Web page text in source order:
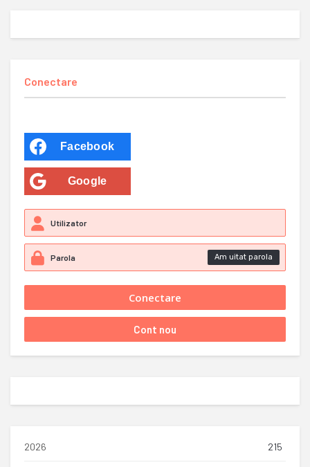
Conectare
Facebook
Google
Am uitat parola
2026 215